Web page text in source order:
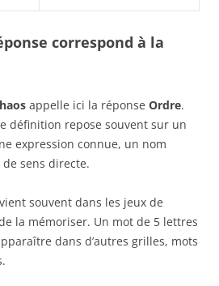
correspond à la
appelle ici la réponse Ordre.
définition repose souvent sur un
expression connue, un nom
sens directe.
souvent dans les jeux de
la mémoriser. Un mot de 5 lettres
dans d’autres grilles, mots